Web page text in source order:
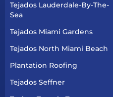
Tejados Lauderdale-By-The-
Sea
Tejados Miami Gardens
Tejados North Miami Beach
Plantation Roofing
Tejados Seffner